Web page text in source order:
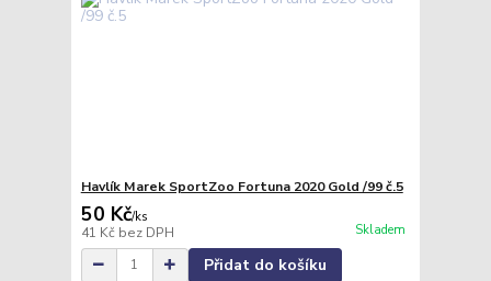
Havlík Marek SportZoo Fortuna 2020 Gold /99 č.5
50 Kč/ks
41 Kč bez DPH Skladem
Přidat do košíku